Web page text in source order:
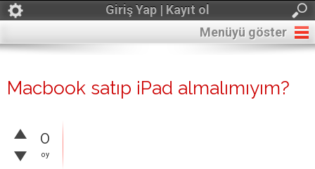
Giriş Yap | Kayıt ol
Menüyü göster
Macbook satıp iPad almalımıyım?
0
oy